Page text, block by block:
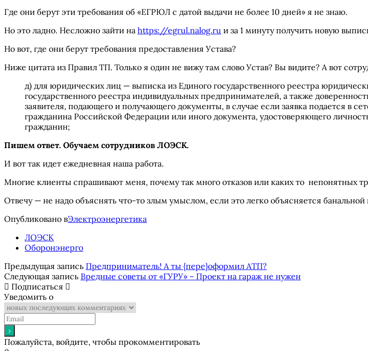
Где они берут эти требования об «ЕГРЮЛ с датой выдачи не более 10 дней» я не знаю.
Но это ладно. Несложно зайти на https://egrul.nalog.ru и за 1 минуту получить новую
Но вот, где они берут требования предоставления Устава?
Ниже цитата из Правил ТП. Только я один не вижу там слово Устав? Вы видите? А вот
д) для юридических лиц — выписка из Единого государственного реестра
государственного реестра индивидуальных предпринимателей, а также
заявителя, подающего и получающего документы, в случае если заявка подается в
гражданина Российской Федерации или иного документа, удостоверяющего
гражданин;
Пишем ответ. Обучаем сотрудников ЛОЭСК.
И вот так идет ежедневная наша работа.
Многие клиенты спрашивают меня, почему так много отказов или каких то непонятных
Отвечу — не надо объяснять что-то злым умыслом, если это легко объясняется банальной
Опубликовано вЭлектроэнергетика
ЛОЭСК
Оборонэнерго
Предыдущая запись Предприниматель! А ты {пере}оформил АТП?
Следующая запись Вредные советы от «ГУРУ» – Проект на гараж не нужен
Подписаться
Уведомить о
Пожалуйста, войдите, чтобы прокомментировать